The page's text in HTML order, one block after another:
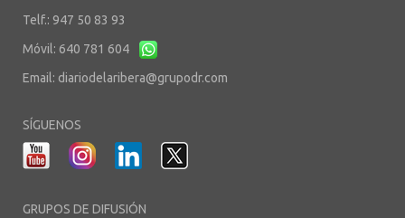
Telf.: 947 50 83 93
Móvil: 640 781 604
Email: diariodelaribera@grupodr.com
SÍGUENOS
GRUPOS DE DIFUSIÓN